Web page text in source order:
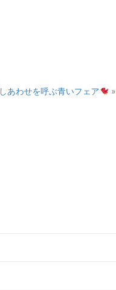
しあわせを呼ぶ青いフェア »